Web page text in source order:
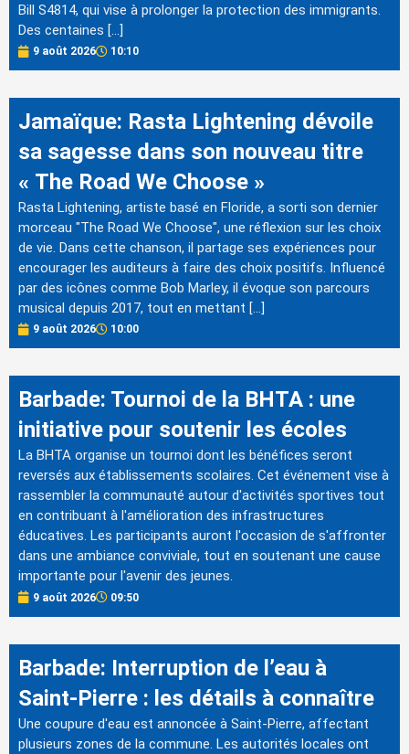
Bill S4814, qui vise à prolonger la protection des immigrants.
Des centaines […]
9 août 2026 10:10
Jamaïque: Rasta Lightening dévoile
sa sagesse dans son nouveau titre
« The Road We Choose »
Rasta Lightening, artiste basé en Floride, a sorti son dernier
morceau "The Road We Choose", une réflexion sur les choix
de vie. Dans cette chanson, il partage ses expériences pour
encourager les auditeurs à faire des choix positifs. Influencé
par des icônes comme Bob Marley, il évoque son parcours
musical depuis 2017, tout en mettant […]
9 août 2026 10:00
Barbade: Tournoi de la BHTA : une
initiative pour soutenir les écoles
La BHTA organise un tournoi dont les bénéfices seront
reversés aux établissements scolaires. Cet événement vise à
rassembler la communauté autour d'activités sportives tout
en contribuant à l'amélioration des infrastructures
éducatives. Les participants auront l'occasion de s'affronter
dans une ambiance conviviale, tout en soutenant une cause
importante pour l'avenir des jeunes.
9 août 2026 09:50
Barbade: Interruption de l’eau à
Saint-Pierre : les détails à connaître
Une coupure d'eau est annoncée à Saint-Pierre, affectant
plusieurs zones de la commune. Les autorités locales ont